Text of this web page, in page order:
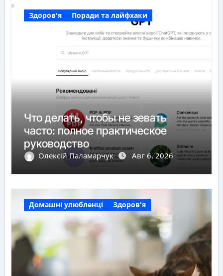
Здоров'я Поради та лайфхаки
Что делать, чтобы не зевать
часто: полное практическое
руководство
Олексій Паламарчук Авг 6, 2026
Домашні улюбленці Здоров'я